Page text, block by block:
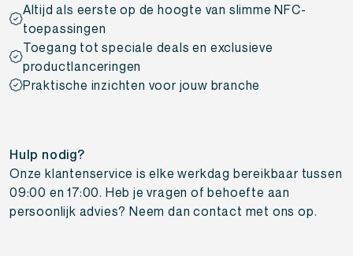
Altijd als eerste op de hoogte van slimme NFC-
toepassingen
Toegang tot speciale deals en exclusieve
productlanceringen
Praktische inzichten voor jouw branche
Hulp nodig?
Onze klantenservice is elke werkdag bereikbaar tussen
09:00 en 17:00. Heb je vragen of behoefte aan
persoonlijk advies? Neem dan contact met ons op.